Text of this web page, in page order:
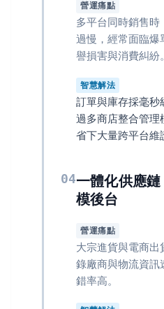
營運痛點
多平台同時銷售
過慢，經常面臨爆
譽損害與消費糾紛。
智慧解法
訂單與庫存採毫秒
過多商店整合管理
省下大量跨平台維
04一體化供應
模後台
營運痛點
大宗進貨與電商出
錄廠商與物流資訊
錯率高。